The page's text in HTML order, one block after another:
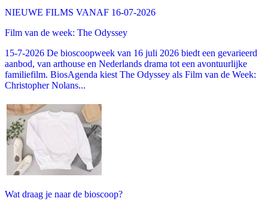
NIEUWE FILMS VANAF 16-07-2026
Film van de week: The Odyssey
15-7-2026 De bioscoopweek van 16 juli 2026 biedt een gevarieerd
aanbod, van arthouse en Nederlands drama tot een avontuurlijke
familiefilm. BiosAgenda kiest The Odyssey als Film van de Week:
Christopher Nolans...
Wat draag je naar de bioscoop?